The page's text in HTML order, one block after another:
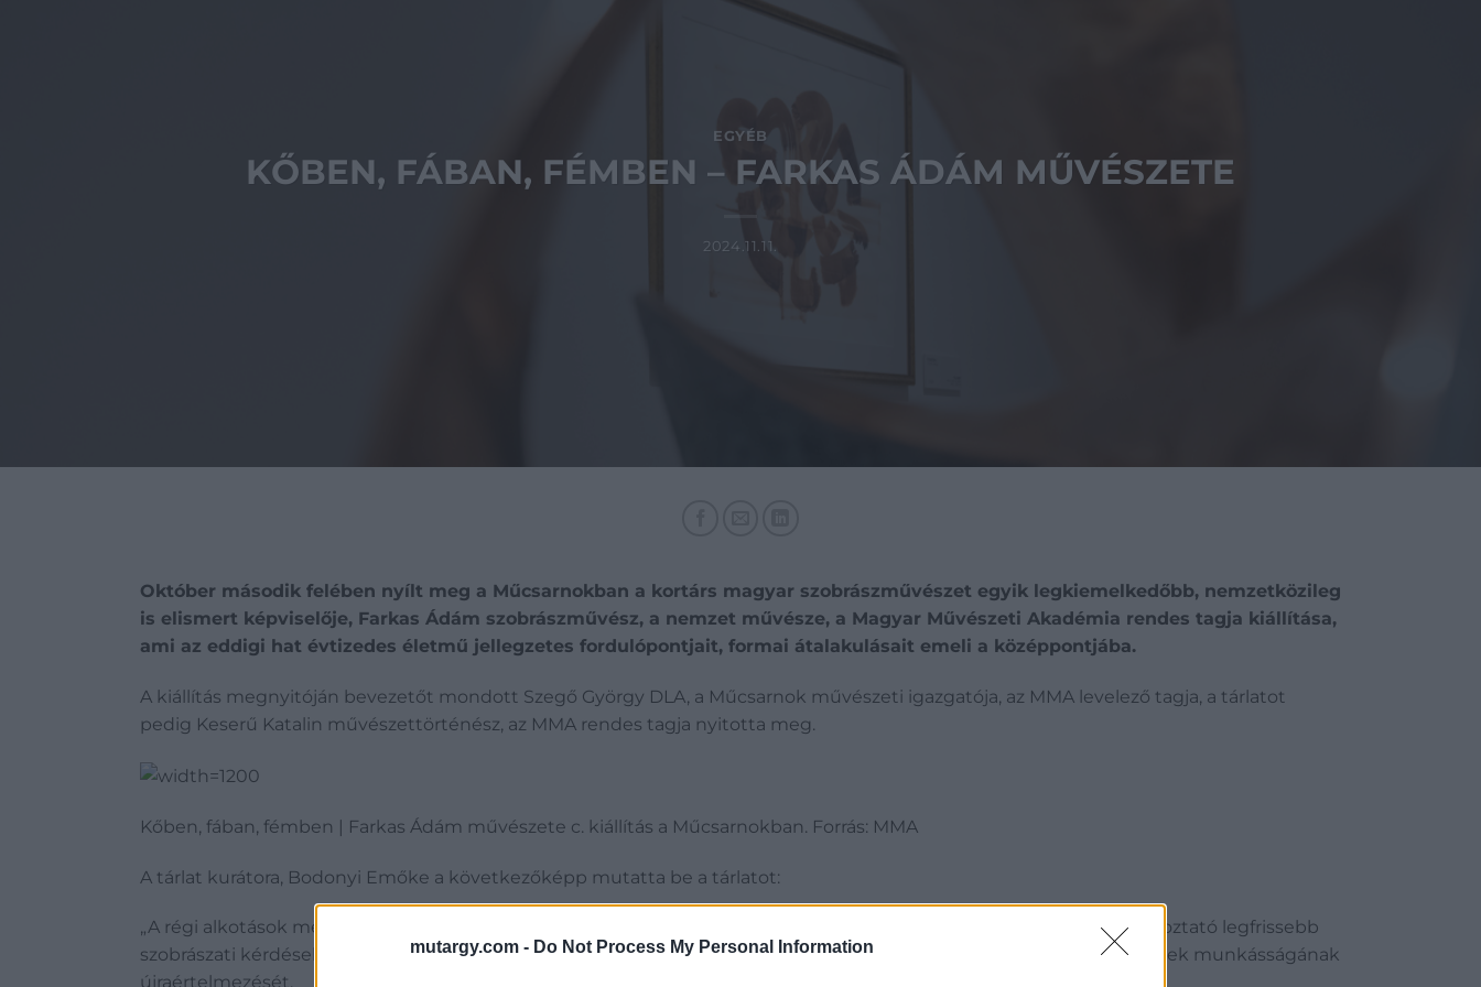
mutargy.com - Do Not Process My Personal Information
EGYÉB
KŐBEN, FÁBAN, FÉMBEN – FARKAS ÁDÁM MŰVÉSZETE
2024.11.11.
Október második felében nyílt meg a Műcsarnokban a kortárs magyar szobrászművészet egyik legkiemelkedőbb, nemzetközileg
is elismert képviselője, Farkas Ádám szobrászművész, a nemzet művésze, a Magyar Művészeti Akadémia rendes tagja kiállítása,
ami az eddigi hat évtizedes életmű jellegzetes fordulópontjait, formai átalakulásait emeli a középpontjába.
A kiállítás megnyitóján bevezetőt mondott Szegő György DLA, a Műcsarnok művészeti igazgatója, az MMA levelező tagja, a tárlatot
pedig Keserű Katalin művészettörténész, az MMA rendes tagja nyitotta meg.
Kőben, fában, fémben | Farkas Ádám művészete c. kiállítás a Műcsarnokban. Forrás: MMA
A tárlat kurátora, Bodonyi Emőke a következőképp mutatta be a tárlatot:
„A régi alkotások mellett szereplő legújabb, köztük a 2024-ben készült plasztikák nemcsak az alkotóművészt foglalkoztató legfrissebb
szobrászati kérdéseket reprezentálják, hanem a gesztus teremtő értékét kihangsúlyozva elősegítik a korábbi évtizedek munkásságának
újraértelmezését.